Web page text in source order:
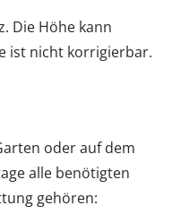
Die Höhe kann
ist nicht korrigierbar.
oder auf dem
alle benötigten
gehören: